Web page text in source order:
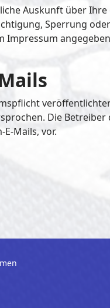
Auskunft über
Sperrung
Die Betreiber
Mails, vor.